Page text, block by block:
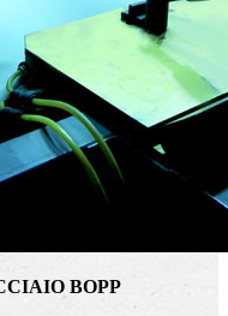
BOPP